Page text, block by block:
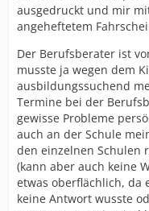
ausgedruckt und mir
angeheftetem
Der Berufsberater ist
musste ja wegen dem
ausbildungssuchend
Termine bei der
gewisse Probleme
auch an der Schule
den einzelnen Schulen
(kann aber auch keine
etwas oberflächlich, da
keine Antwort wusste